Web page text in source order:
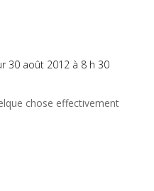
30 août 2012 à 8 h 30
chose effectivement